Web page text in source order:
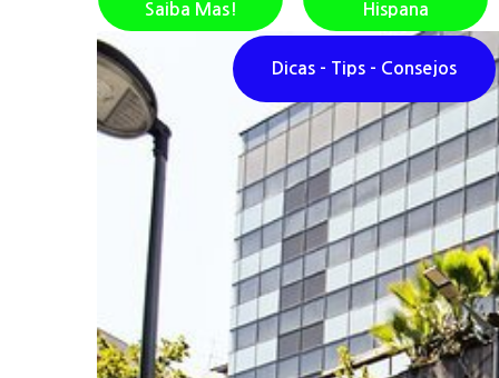
Saiba Mas!
Hispana
Dicas - Tips - Consejos